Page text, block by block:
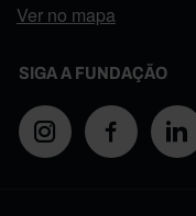
Ver no mapa
SIGA A FUNDAÇÃO